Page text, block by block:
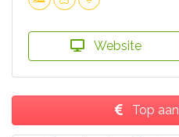
Website
Top